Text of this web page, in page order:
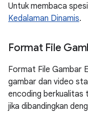
Untuk membaca
Kedalaman Dinamis.
Format File
Format File Gambar
gambar dan video
encoding berkualitas
jika dibandingkan